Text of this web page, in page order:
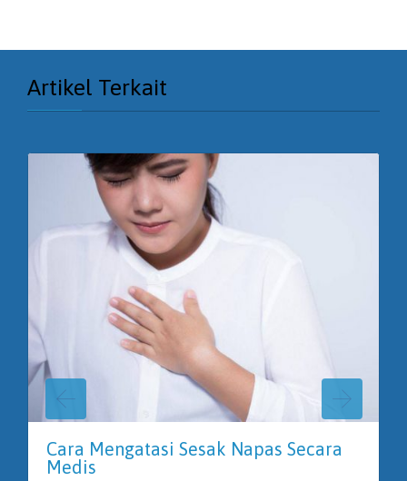
Artikel Terkait
Cara Mengatasi Sesak Napas Secara
Medis